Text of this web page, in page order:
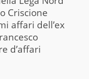
Criscione
affari dell’ex
d’affari